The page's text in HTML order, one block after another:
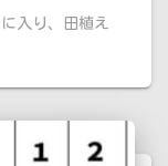
入り、田植え